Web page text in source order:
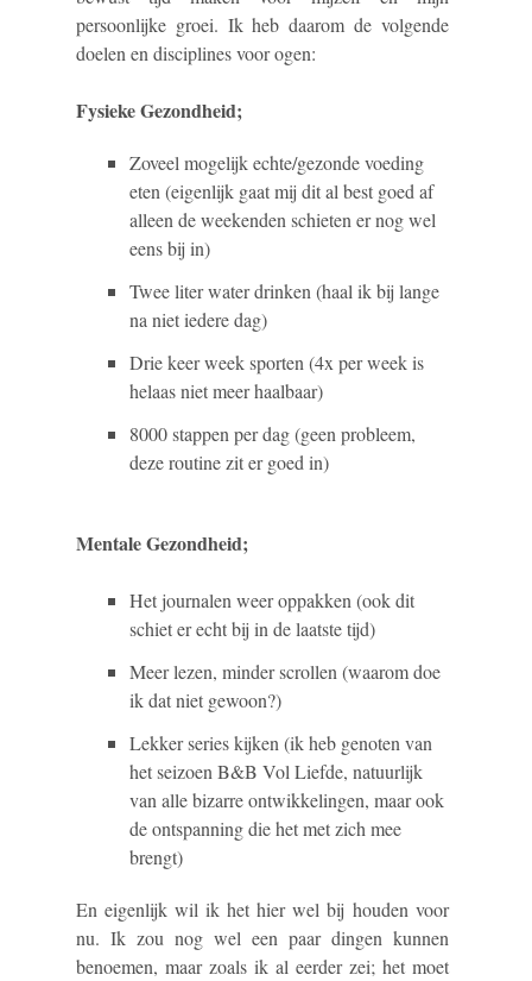
persoonlijke groei. Ik heb daarom de volgende
doelen en disciplines voor ogen:
Fysieke Gezondheid;
Zoveel mogelijk echte/gezonde voeding
eten (eigenlijk gaat mij dit al best goed af
alleen de weekenden schieten er nog wel
eens bij in)
Twee liter water drinken (haal ik bij lange
na niet iedere dag)
Drie keer week sporten (4x per week is
helaas niet meer haalbaar)
8000 stappen per dag (geen probleem,
deze routine zit er goed in)
Mentale Gezondheid;
Het journalen weer oppakken (ook dit
schiet er echt bij in de laatste tijd)
Meer lezen, minder scrollen (waarom doe
ik dat niet gewoon?)
Lekker series kijken (ik heb genoten van
het seizoen B&B Vol Liefde, natuurlijk
van alle bizarre ontwikkelingen, maar ook
de ontspanning die het met zich mee
brengt)
En eigenlijk wil ik het hier wel bij houden voor
nu. Ik zou nog wel een paar dingen kunnen
benoemen, maar zoals ik al eerder zei; het moet